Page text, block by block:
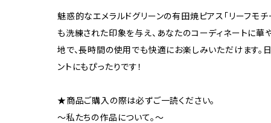
魅惑的なエメラルドグリーンの有田焼ピアス「リーフモチ
も洗練された印象を与え、あなたのコーディネートに華
地で、長時間の使用でも快適にお楽しみいただけます。
ントにもぴったりです！
★商品ご購入の際は必ずご一読ください。
～私たちの作品について。～